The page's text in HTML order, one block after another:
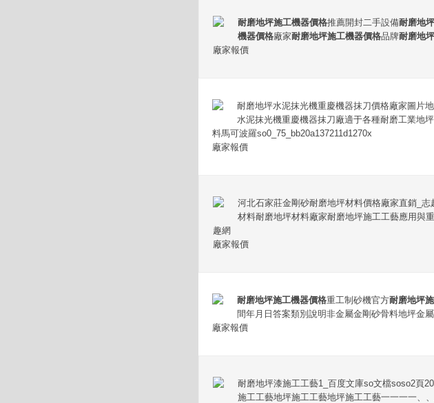
耐磨地坪施工機器價格推薦開封二手設備耐磨地
機器價格廠家耐磨地坪施工機器價格品牌耐磨地
廠家報價
耐磨地坪水泥抹光機重慶機器抹刀價格廠家圖片
水泥抹光機重慶機器抹刀廠適于各種耐磨工業地
料馬可波羅so0_75_bb20a137211d1270x
廠家報價
河北石家莊金剛砂耐磨地坪材料價格廠家直銷_
材料耐磨地坪材料廠家耐磨地坪施工工藝應用與
趣網
廠家報價
耐磨地坪施工機器價格重工制砂機官方耐磨地坪
間年月日答案類別說明非金屬金剛砂骨料地坪金
廠家報價
耐磨地坪漆施工工藝1_百度文庫so文檔soso2頁
施工工藝地坪施工工藝地坪施工工藝一一一一、